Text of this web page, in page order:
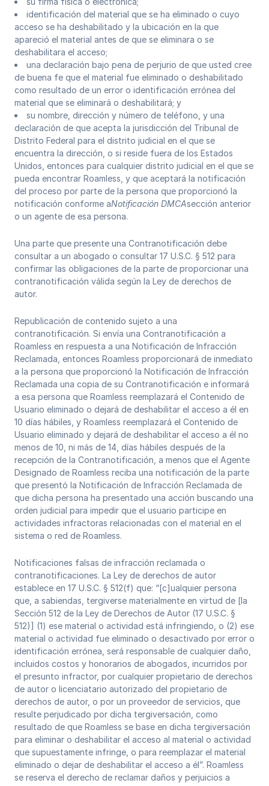
identificación del material que se ha eliminado o cuyo
acceso se ha deshabilitado y la ubicación en la que
apareció el material antes de que se eliminara o se
deshabilitara el acceso;
una declaración bajo pena de perjurio de que usted cree
de buena fe que el material fue eliminado o deshabilitado
como resultado de un error o identificación errónea del
material que se eliminará o deshabilitará; y
su nombre, dirección y número de teléfono, y una
declaración de que acepta la jurisdicción del Tribunal de
Distrito Federal para el distrito judicial en el que se
encuentra la dirección, o si reside fuera de los Estados
Unidos, entonces para cualquier distrito judicial en el que se
pueda encontrar Roamless, y que aceptará la notificación
del proceso por parte de la persona que proporcionó la
notificación conforme aNotificación DMCAsección anterior
o un agente de esa persona.
Una parte que presente una Contranotificación debe
consultar a un abogado o consultar 17 U.S.C. § 512 para
confirmar las obligaciones de la parte de proporcionar una
contranotificación válida según la Ley de derechos de
autor.
Republicación de contenido sujeto a una
contranotificación. Si envía una Contranotificación a
Roamless en respuesta a una Notificación de Infracción
Reclamada, entonces Roamless proporcionará de inmediato
a la persona que proporcionó la Notificación de Infracción
Reclamada una copia de su Contranotificación e informará
a esa persona que Roamless reemplazará el Contenido de
Usuario eliminado o dejará de deshabilitar el acceso a él en
10 días hábiles, y Roamless reemplazará el Contenido de
Usuario eliminado y dejará de deshabilitar el acceso a él no
menos de 10, ni más de 14, días hábiles después de la
recepción de la Contranotificación, a menos que el Agente
Designado de Roamless reciba una notificación de la parte
que presentó la Notificación de Infracción Reclamada de
que dicha persona ha presentado una acción buscando una
orden judicial para impedir que el usuario participe en
actividades infractoras relacionadas con el material en el
sistema o red de Roamless.
Notificaciones falsas de infracción reclamada o
contranotificaciones. La Ley de derechos de autor
establece en 17 U.S.C. § 512(f) que: “[c]ualquier persona
que, a sabiendas, tergiverse materialmente en virtud de [la
Sección 512 de la Ley de Derechos de Autor (17 U.S.C. §
512)] (1) ese material o actividad está infringiendo, o (2) ese
material o actividad fue eliminado o desactivado por error o
identificación errónea, será responsable de cualquier daño,
incluidos costos y honorarios de abogados, incurridos por
el presunto infractor, por cualquier propietario de derechos
de autor o licenciatario autorizado del propietario de
derechos de autor, o por un proveedor de servicios, que
resulte perjudicado por dicha tergiversación, como
resultado de que Roamless se base en dicha tergiversación
para eliminar o deshabilitar el acceso al material o actividad
que supuestamente infringe, o para reemplazar el material
eliminado o dejar de deshabilitar el acceso a él”. Roamless
se reserva el derecho de reclamar daños y perjuicios a